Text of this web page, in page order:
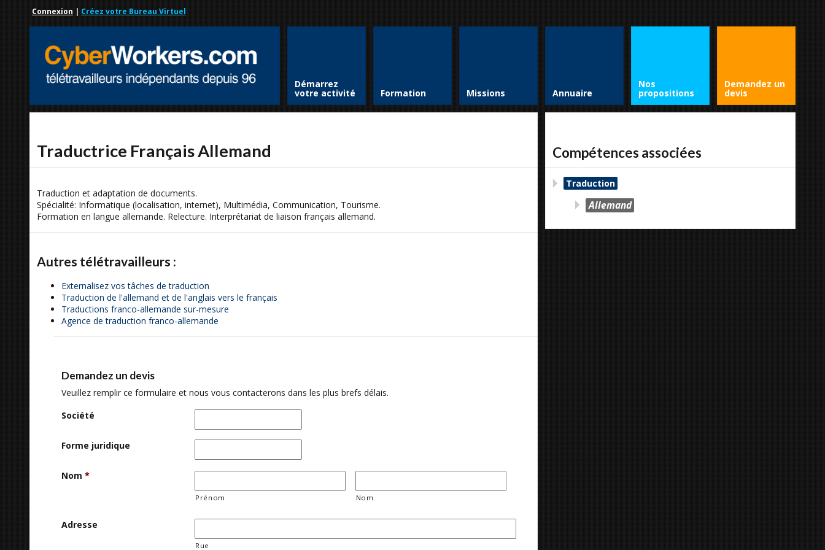
Connexion | Créez votre Bureau Virtuel
Démarrez
votre activité Formation Missions Annuaire
Nos
propositions
Demandez un
devis
Traductrice Français Allemand
Traduction et adaptation de documents.
Spécialité: Informatique (localisation, internet), Multimédia, Communication, Tourisme.
Formation en langue allemande. Relecture. Interprétariat de liaison français allemand.
Autres télétravailleurs :
Externalisez vos tâches de traduction
Traduction de l'allemand et de l'anglais vers le français
Traductions franco-allemande sur-mesure
Agence de traduction franco-allemande
Demandez un devis
Veuillez remplir ce formulaire et nous vous contacterons dans les plus brefs délais.
Société
Forme juridique
Nom *
Prénom Nom
Adresse
Rue
Compétences associées
Traduction
Allemand